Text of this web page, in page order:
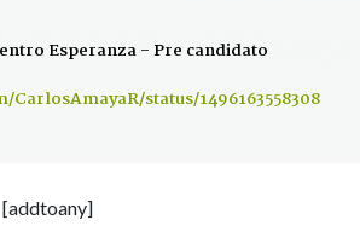
Esperanza - Pre candidato
status/1496163558308
[addtoany]